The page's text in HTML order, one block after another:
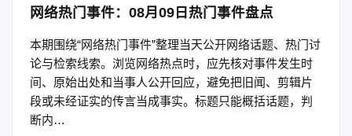
网络热门事件：08月09日热门事件盘点
本期围绕“网络热门事件”整理当天公开网络话题、热门讨
论与检索线索。浏览网络热点时，应先核对事件发生时
间、原始出处和当事人公开回应，避免把旧闻、剪辑片
段或未经证实的传言当成事实。标题只能概括话题，判
断内…